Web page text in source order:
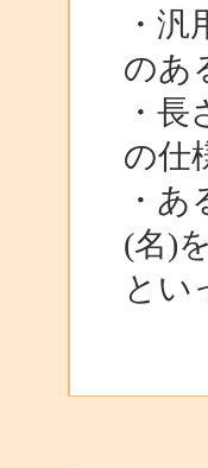
・
のあ
・
の仕
・
(名)
とい